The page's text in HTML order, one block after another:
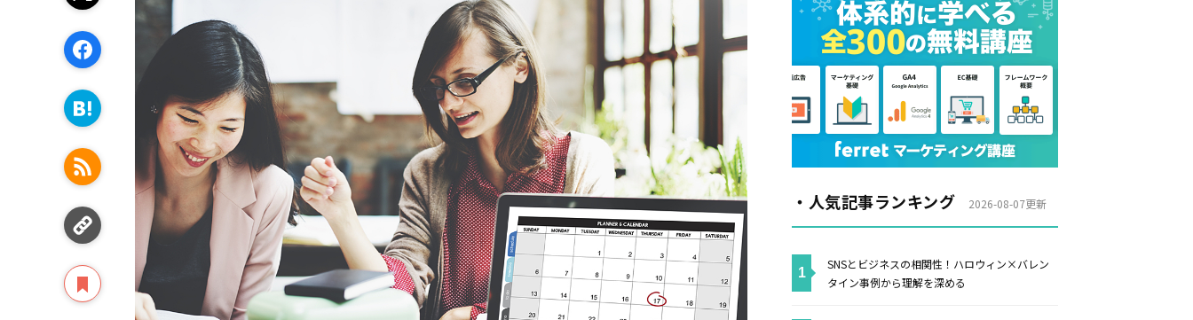
・人気記事ランキング 2026-08-07更新
SNSとビジネスの相関性！ハロウィン×バレン
タイン事例から理解を深める